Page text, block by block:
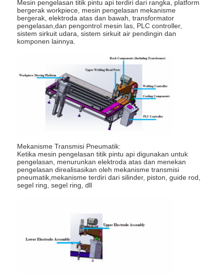
mesin las multi kepala spot
mesin las meja spot
Mesin pengelasan titik sisi tunggal
Mesin Las Jahitan
Senjata Pengelasan Titik Robot
Mesin las laser
mesin las tiang
Mesin Nut Feeder
Elektrod tembaga pengelasan titik
Pengimbang Spring Industri
Mesin pengelasan titik pintu api terdiri dari rangka, platform
bergerak workpiece, mesin pengelasan mekanisme
bergerak, elektroda atas dan bawah, transformator
pengelasan,dan pengontrol mesin las, PLC controller,
sistem sirkuit udara, sistem sirkuit air pendingin dan
komponen lainnya.
Mekanisme Transmisi Pneumatik:
Ketika mesin pengelasan titik pintu api digunakan untuk
pengelasan, menurunkan elektroda atas dan menekan
pengelasan direalisasikan oleh mekanisme transmisi
pneumatik,mekanisme terdiri dari silinder, piston, guide rod,
segel ring, segel ring, dll